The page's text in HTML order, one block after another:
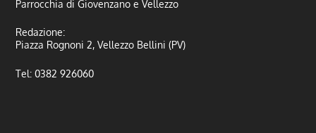
Parrocchia di Giovenzano e Vellezzo
Redazione:
Piazza Rognoni 2, Vellezzo Bellini (PV)
Tel: 0382 926060